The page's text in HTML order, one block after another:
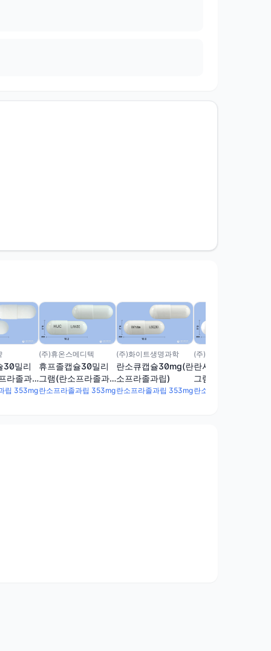
30밀리
라졸과
립 353mg
(주)휴온스메디텍
휴프졸캡슐30밀리
그램(란소프라졸과
립)
란소프라졸과립 353mg
(주)화이트생명과학
란소큐캡슐30mg(란
소프라졸과립)
란소프라졸과립 353mg
(주)셀트리온제약
란시졸캡슐30밀리
그램(란소프라졸)
란소프라졸과립 353mg